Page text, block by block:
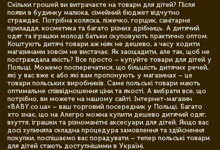
Скільки грошей ви витрачаєте на товари для дітей? Після
появи в будинку малюка, сімейний бюджет відчутно
страждає. Потрібна коляска, ліжечко, горщик, санітарне
приладдя, косметика та багато різних дрібниць. А дитячий
одяг та іграшки молоді батьки скуповують практично оптом.
Коштують дитячі товари аж ніяк не дешево, а часу ходити
магазинами зовсім не вистачає. Як заощадити, але так, щоб не
постраждала якість? Все просто – купуйте товари для дітей у
Польщі. Можемо посперечатися, що більшість дитячих речей,
які у вас вже є або які вам пропонують у магазинах – це
товари польських виробників. Саме польські товари мають
оптимальне співвідношення ціни та якості. А вибрати все, що
потрібно, ви можете на нашому сайті. Інтернет-магазин
«BABY.co.ua» – ваш торговий посередник у Польщі. Багато
хто знає, що на Алегро можна купити дешево дитячий одяг,
взуття, іграшки та різноманітні аксесуари для дітей. Якщо вас
досі зупиняла складна процедура замовлення та здійснення
покупки, поспішаємо вас порадувати – тепер польські товари
для дітей стають доступнішими в Україні.